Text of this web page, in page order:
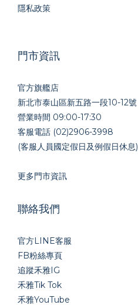
隱私政策
門市資訊
官方旗艦店
新北市泰山區新五路一段10-12號
營業時間 09:00-17:30
客服電話 (02)2906-3998
(客服人員國定假日及例假日休息)
更多門市資訊
聯絡我們
官方LINE客服
FB粉絲專頁
追蹤禾雅IG
禾雅Tik Tok
禾雅YouTube